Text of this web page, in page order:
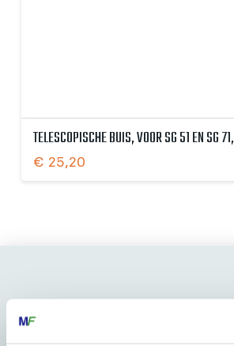
TELESCOPISCHE BUIS, VOOR SG 51 EN SG
€ 25,20